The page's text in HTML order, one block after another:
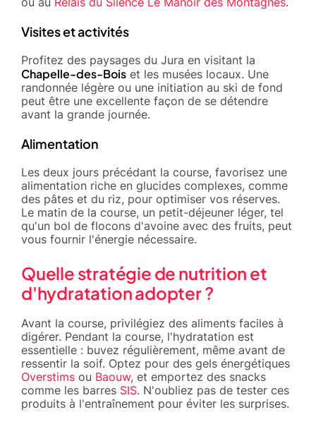
Visites et activités
Profitez des paysages du Jura en visitant la
Chapelle-des-Bois et les musées locaux. Une
randonnée légère ou une initiation au ski de fond
peut être une excellente façon de se détendre
avant la grande journée.
Alimentation
Les deux jours précédant la course, favorisez une
alimentation riche en glucides complexes, comme
des pâtes et du riz, pour optimiser vos réserves.
Le matin de la course, un petit-déjeuner léger, tel
qu'un bol de flocons d'avoine avec des fruits, peut
vous fournir l'énergie nécessaire.
Quelle stratégie de nutrition et
d'hydratation adopter ?
Avant la course, privilégiez des aliments faciles à
digérer. Pendant la course, l'hydratation est
essentielle : buvez régulièrement, même avant de
ressentir la soif. Optez pour des gels énergétiques
Overstims ou Baouw, et emportez des snacks
comme les barres SIS. N'oubliez pas de tester ces
produits à l'entraînement pour éviter les surprises.